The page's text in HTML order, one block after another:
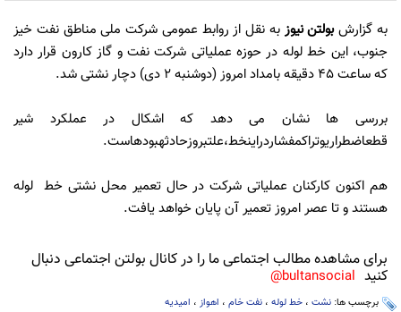
به گزارشبولتن نیوز به نقل از روابط عمومی شرکت ملی مناطق نفت خیز
جنوب، این خط لوله در حوزه عملیاتی شرکت نفت و گاز کارون قرار دارد
که ساعت 45 دقیقه بامداد امروز (دوشنبه 2 دی) دچار نشتی شد.
بررسی ها نشان می دهد که اشکال در عملکرد شیر
قطعاضطراریوتراکمفشاردراینخط،علتبروزحادثهبودهاست.
هم اکنون کارکنان عملیاتی شرکت در حال تعمیر محل نشتی خط لوله
هستند و تا عصر امروز تعمیر آن پایان خواهد یافت.
برای مشاهده مطالب اجتماعی ما را در کانال بولتن اجتماعی دنبال
کنید bultansocial@
برچسب ها: نشت ، خط لوله ، نفت خام ، اهواز ، امیدیه